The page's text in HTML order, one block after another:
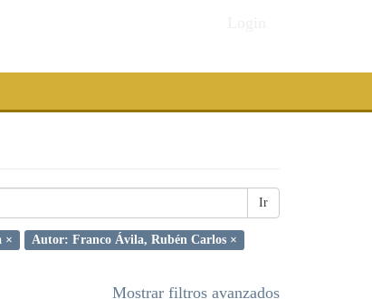
Ir
×
Autor: Franco Ávila, Rubén Carlos ×
Mostrar filtros avanzados